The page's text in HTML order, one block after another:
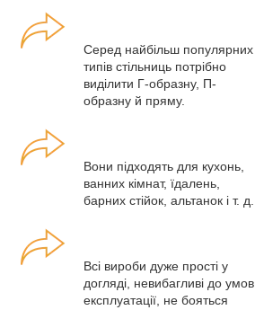
Серед найбільш популярних
типів стільниць потрібно
виділити Г-образну, П-
образну й пряму.
Вони підходять для кухонь,
ванних кімнат, їдалень,
барних стійок, альтанок і т. д.
Всі вироби дуже прості у
догляді, невибагливі до умов
експлуатації, не бояться